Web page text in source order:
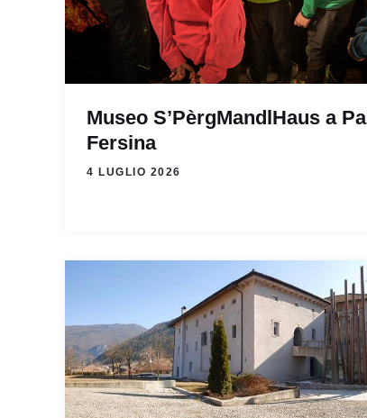
Museo S’PèrgMandlHaus a
Fersina
4 LUGLIO 2026